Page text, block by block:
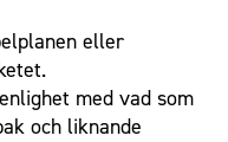
eller
med vad som
och liknande